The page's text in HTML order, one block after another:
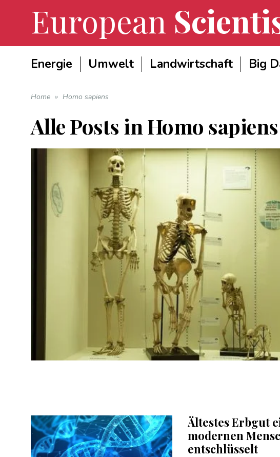
European
Energie Umwelt Landwirtschaft Big
Home » Homo sapiens
Alle Posts in Homo sapiens
Ältestes Erbgut
modernen
entschlüsselt